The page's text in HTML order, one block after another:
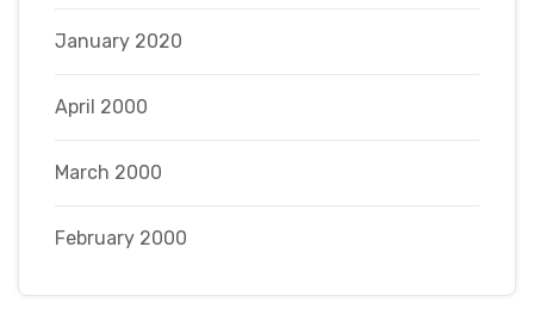
January 2020
April 2000
March 2000
February 2000